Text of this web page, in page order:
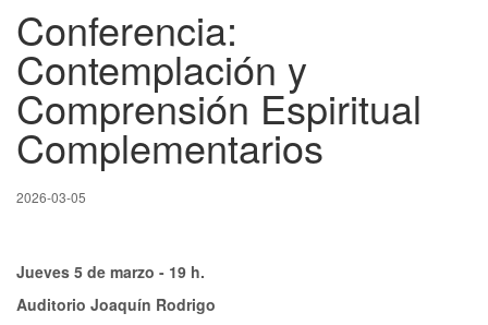
Conferencia:
Contemplación y
Comprensión Espiritual
Complementarios
2026-03-05
Jueves 5 de marzo - 19 h.
Auditorio Joaquín Rodrigo